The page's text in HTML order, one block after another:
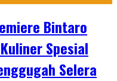
Bintaro
Spesial
Selera